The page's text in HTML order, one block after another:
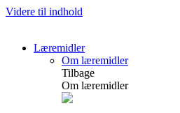
Videre til indhold
Læremidler
Om læremidler
Tilbage
Om læremidler